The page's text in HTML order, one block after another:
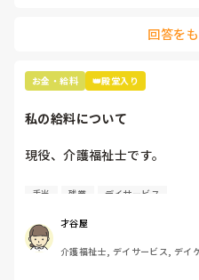
回答を
お金・給料 👑殿堂入り
私の給料について
現役、介護福祉士です。
男性、大卒、介護業界9年目で
さて、本題です。
基本給は14万円、宿直手当
手当 残業 デイサービス
才谷屋
介護福祉士, デイサービス, デイ